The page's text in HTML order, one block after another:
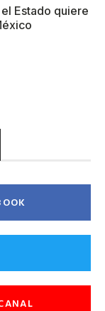
Estado quiere